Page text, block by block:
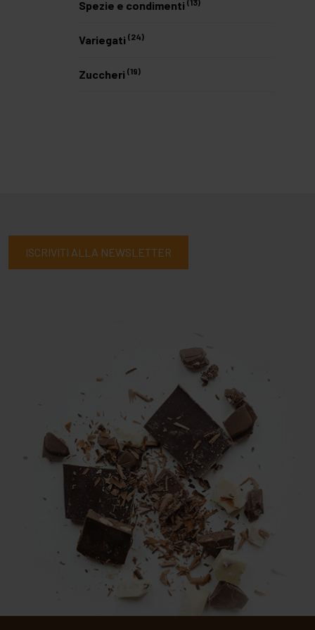
Spezie e condimenti (13)
Variegati (24)
Zuccheri (19)
ISCRIVITI ALLA NEWSLETTER